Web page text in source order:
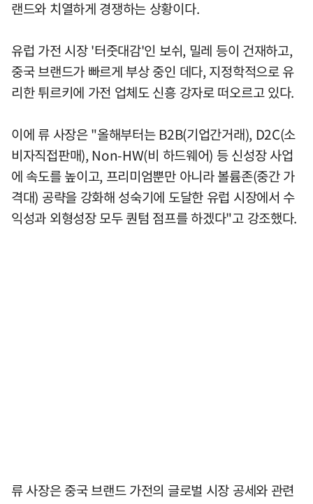
랜드와 치열하게 경쟁하는 상황이다.
유럽 가전 시장 '터줏대감'인 보쉬, 밀레 등이 건재하고,
중국 브랜드가 빠르게 부상 중인 데다, 지정학적으로 유
리한 튀르키에 가전 업체도 신흥 강자로 떠오르고 있다.
이에 류 사장은 "올해부터는 B2B(기업간거래), D2C(소
비자직접판매), Non-HW(비 하드웨어) 등 신성장 사업
에 속도를 높이고, 프리미엄뿐만 아니라 볼륨존(중간 가
격대) 공략을 강화해 성숙기에 도달한 유럽 시장에서 수
익성과 외형성장 모두 퀀텀 점프를 하겠다"고 강조했다.
류 사장은 중국 브랜드 가전의 글로벌 시장 공세와 관련